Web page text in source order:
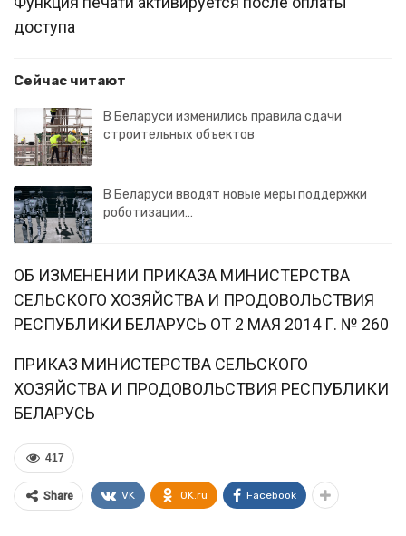
доступа
Сейчас читают
В Беларуси изменились правила сдачи
строительных объектов
В Беларуси вводят новые меры поддержки
роботизации…
ОБ ИЗМЕНЕНИИ ПРИКАЗА МИНИСТЕРСТВА
СЕЛЬСКОГО ХОЗЯЙСТВА И ПРОДОВОЛЬСТВИЯ
РЕСПУБЛИКИ БЕЛАРУСЬ ОТ 2 МАЯ 2014 Г. № 260
ПРИКАЗ МИНИСТЕРСТВА СЕЛЬСКОГО
ХОЗЯЙСТВА И ПРОДОВОЛЬСТВИЯ РЕСПУБЛИКИ
БЕЛАРУСЬ
417
Share VK OK.ru Facebook